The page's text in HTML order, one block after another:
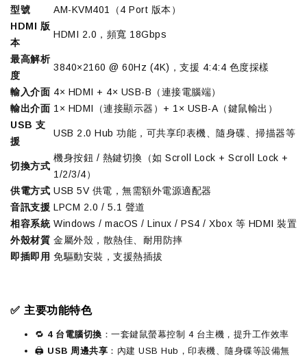
型號
AM-KVM401（4 Port 版本）
HDMI 版
本
HDMI 2.0，頻寬 18Gbps
最高解析
度
3840×2160 @ 60Hz (4K)，支援 4:4:4 色度採樣
輸入介面 4× HDMI + 4× USB-B（連接電腦端）
輸出介面 1× HDMI（連接顯示器）+ 1× USB-A（鍵鼠輸出）
USB 支
援
USB 2.0 Hub 功能，可共享印表機、隨身碟、掃描器等
切換方式
機身按鈕 / 熱鍵切換（如 Scroll Lock + Scroll Lock +
1/2/3/4）
供電方式 USB 5V 供電，無需額外電源適配器
音訊支援 LPCM 2.0 / 5.1 聲道
相容系統 Windows / macOS / Linux / PS4 / Xbox 等 HDMI 裝置
外殼材質 金屬外殼 ，散熱佳、耐用防摔
即插即用 免驅動安裝 ，支援熱插拔
✅ 主要功能特色
🔁 4 台電腦切換 ：一套鍵鼠螢幕控制 4 台主機，提升工作效率
🖨️ USB 周邊共享 ：內建 USB Hub，印表機、隨身碟等設備無